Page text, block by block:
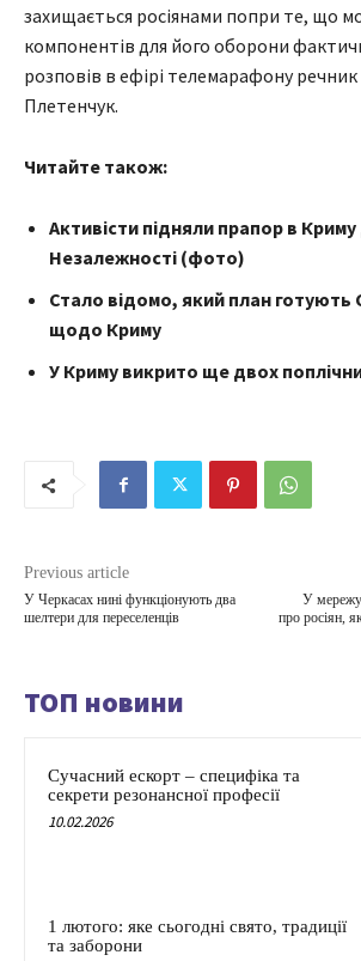
захищається росіянами попри те, що
компонентів для його оборони
розповів в ефірі телемарафону
Плетенчук.
Читайте також:
Активісти підняли прапор в
Незалежності (фото)
Стало відомо, який план готують
щодо Криму
У Криму викрито ще двох
Previous article
У Черкасах нині функціонують два
шелтери для переселенців
У мережу
про росіян,
ТОП новини
Сучасний ескорт – специфіка та
секрети резонансної професії
10.02.2026
1 лютого: яке сьогодні свято, традиції
та заборони